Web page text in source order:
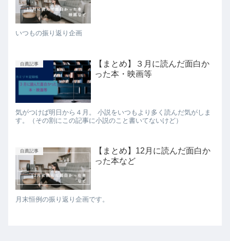
いつもの振り返り企画
自薦記事
【まとめ】３月に読んだ面白か
った本・映画等
気がつけば明日から４月。 小説をいつもより多く読んだ気がしま
す。（その割にこの記事に小説のこと書いてないけど）
自薦記事
【まとめ】12月に読んだ面白か
った本など
月末恒例の振り返り企画です。